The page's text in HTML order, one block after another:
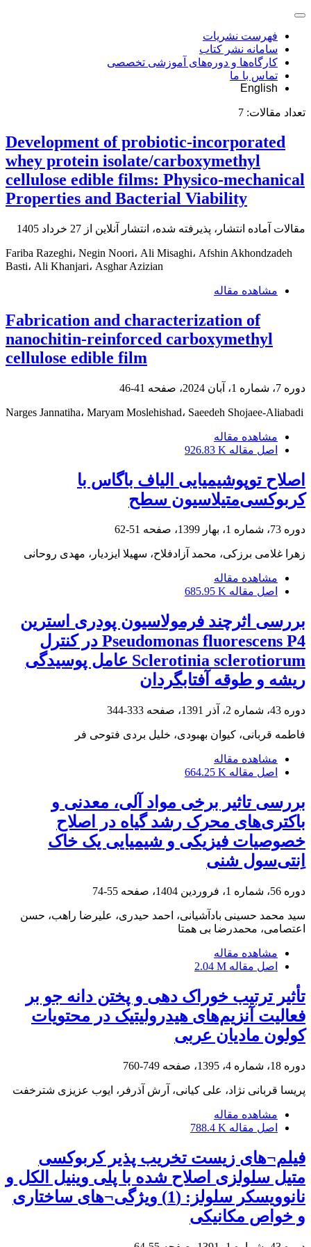
فهرست نشریات
سامانه نشر کتاب
کارگاه‌ها و دوره‌های آموزشی تخصصی
تماس با ما
English
تعداد مقالات: 7
Development of probiotic-incorporated
whey protein isolate/carboxymethyl
cellulose edible films: Physico-mechanical
Properties and Bacterial Viability
مقالات آماده انتشار، پذیرفته شده، انتشار آنلاین از 27 خرداد 1405
Fariba Razeghi، Negin Noori، Ali Misaghi، Afshin Akhondzadeh
Basti، Ali Khanjari، Asghar Azizian
مشاهده مقاله
Fabrication and characterization of
nanochitin-reinforced carboxymethyl
cellulose edible film
دوره 7، شماره 1، آبان 2024، صفحه 41-46
Narges Jannatiha، Maryam Moslehishad، Saeedeh Shojaee-Aliabadi
مشاهده مقاله
اصل مقاله 926.83 K
اصلاح توپوشیمیایی الیاف باگاس با
کربوکسی‌متیلاسیون سطح
دوره 73، شماره 1، بهار 1399، صفحه 51-62
زهرا غلامی برزکی، محمد آزادفلاح، سهیلا ایزدیار، مهدی روحانی
مشاهده مقاله
اصل مقاله 685.95 K
بررسی اثرچند فرمولاسیون پودری استرین
Pseudomonas fluorescens P4 در کنترل
Sclerotinia sclerotiorum عامل پوسیدگی
ریشه و طوقه آفتابگردان
دوره 43، شماره 2، آذر 1391، صفحه 333-344
فاطمه قربانی، کیوان بهبودی، خلیل بردی فتوحی فر
مشاهده مقاله
اصل مقاله 664.25 K
بررسی تاثیر برخی مواد آلی، معدنی و
باکتری‌های محرک رشد گیاه در اصلاح
خصوصیات فیزیکی‌ و شیمیایی یک خاک‌
اِنتی‌سول شنی
دوره 56، شماره 1، فروردین 1404، صفحه 55-74
سید محمد حسینی بادآشیانی، احمد حیدری، علیرضا راهب، حسن
اعتصامی، محمدرضا بی همتا
مشاهده مقاله
اصل مقاله 2.04 M
تأثیر ترتیب خوراک‌ دهی و پختن دانه جو بر
فعالیت آنزیم‌های هیدرولیتیک در محتویات
کولون مادیان‌ عربی
دوره 18، شماره 4، 1395، صفحه 749-760
پریسا قربانی نژاد، علی کیانی، آرش آذرفر، ایوب عزیزی شترخفت
مشاهده مقاله
اصل مقاله 788.4 K
فیلم¬های زیست تخریب پذیر کربوکسی
متیل سلولزی اصلاح شده با پلی وینیل الکل و
نانوویسکر سلولز: (1) ویژگی¬های ساختاری
و خواص مکانیکی